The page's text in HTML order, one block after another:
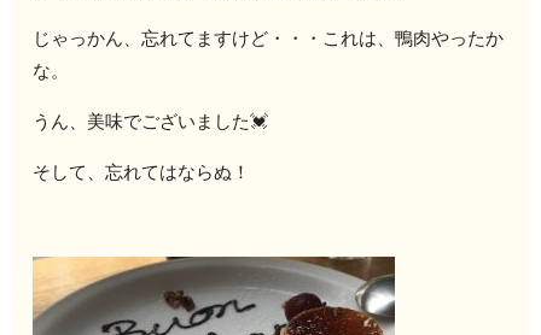
じゃっかん、忘れてますけど・・・これは、鴨肉やったか
な。
うん、美味でございました💓
そして、忘れてはならぬ！